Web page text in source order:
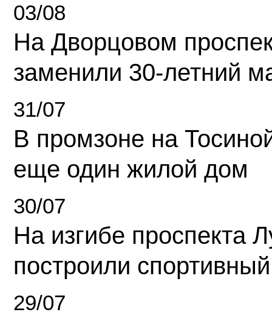
03/08
На Дворцовом
заменили 30-летний
31/07
В промзоне на
еще один жилой дом
30/07
На изгибе проспекта
построили
29/07